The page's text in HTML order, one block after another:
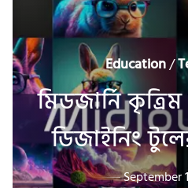
Education/
মিডজার্নি
ডিজাইনিং
September